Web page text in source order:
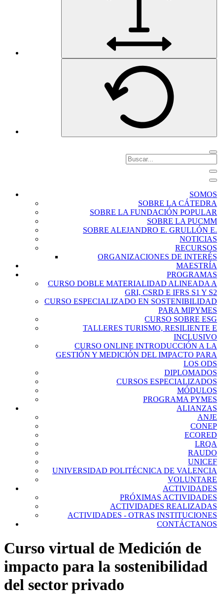
SOMOS
SOBRE LA CÁTEDRA
SOBRE LA FUNDACIÓN POPULAR
SOBRE LA PUCMM
SOBRE ALEJANDRO E. GRULLÓN E.
NOTICIAS
RECURSOS
ORGANIZACIONES DE INTERÉS
MAESTRÍA
PROGRAMAS
CURSO DOBLE MATERIALIDAD ALINEADA A
GRI, CSRD E IFRS S1 Y S2
CURSO ESPECIALIZADO EN SOSTENIBILIDAD
PARA MIPYMES
CURSO SOBRE ESG
TALLERES TURISMO, RESILIENTE E
INCLUSIVO
CURSO ONLINE INTRODUCCIÓN A LA
GESTIÓN Y MEDICIÓN DEL IMPACTO PARA
LOS ODS
DIPLOMADOS
CURSOS ESPECIALIZADOS
MÓDULOS
PROGRAMA PYMES
ALIANZAS
ANJE
CONEP
ECORED
LRQA
RAUDO
UNICEF
UNIVERSIDAD POLITÉCNICA DE VALENCIA
VOLUNTARE
ACTIVIDADES
PRÓXIMAS ACTIVIDADES
ACTIVIDADES REALIZADAS
ACTIVIDADES - OTRAS INSTITUCIONES
CONTÁCTANOS
Curso virtual de Medición de
impacto para la sostenibilidad
del sector privado